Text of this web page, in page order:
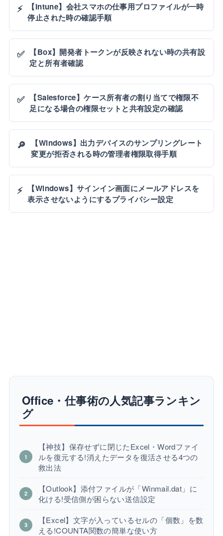
⚡
【Intune】会社スマホの仕事用プロファイルが一時
停止された時の確認手順
✅
【Box】開発者トークンが反映されない時の共有設
定と所有者確認
✅
【Salesforce】ケース所有者の割り当てで権限不
足になる場合の権限セットと共有設定の確認
🔎
【Windows】出力デバイスのサンプリングレート
変更が拒否される時の管理者権限取得手順
⚡
【Windows】サインイン画面にメールアドレスを
表示させないようにするプライバシー設定
Office・仕事術の人気記事ランキン
グ
【神技】保存せずに閉じたExcel・Wordファイ
ルを復元する!消えたデータを復活させる4つの
救出法
【Outlook】添付ファイルが「Winmail.dat」に
化ける!受信側が困らない送信設定
【Excel】文字が入っているセルの「個数」を数
える!COUNTA関数の簡単な使い方